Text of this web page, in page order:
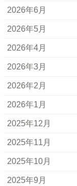
2026年6月
2026年5月
2026年4月
2026年3月
2026年2月
2026年1月
2025年12月
2025年11月
2025年10月
2025年9月